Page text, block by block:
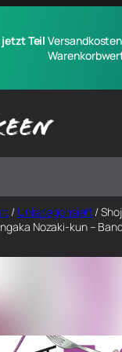
Teil
/ Unkategorisiert /
Nozaki-kun –